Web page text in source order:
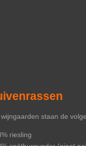
staan de
riesling